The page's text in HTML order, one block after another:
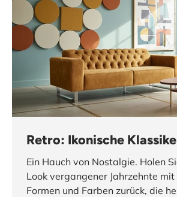
Retro: Ikonische
Ein Hauch von Nostalgie. Holen
Look vergangener Jahrzehnte
Formen und Farben zurück, die